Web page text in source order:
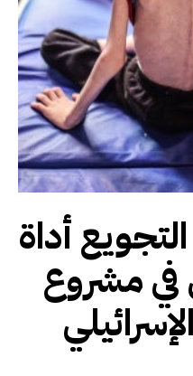
أداة
في مشروع